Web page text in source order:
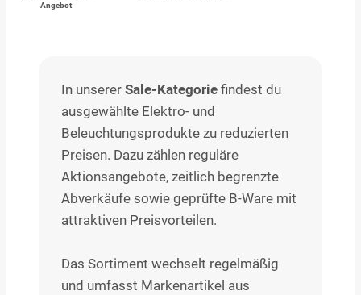
Angebot
In unserer Sale-Kategorie findest du
ausgewählte Elektro- und
Beleuchtungsprodukte zu reduzierten
Preisen. Dazu zählen reguläre
Aktionsangebote, zeitlich begrenzte
Abverkäufe sowie geprüfte B-Ware mit
attraktiven Preisvorteilen.
Das Sortiment wechselt regelmäßig
und umfasst Markenartikel aus